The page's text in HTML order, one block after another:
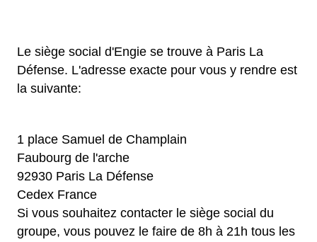
Le siège social d'Engie se trouve à Paris La
Défense. L'adresse exacte pour vous y rendre est
la suivante:
1 place Samuel de Champlain
Faubourg de l'arche
92930 Paris La Défense
Cedex France
Si vous souhaitez contacter le siège social du
groupe, vous pouvez le faire de 8h à 21h tous les